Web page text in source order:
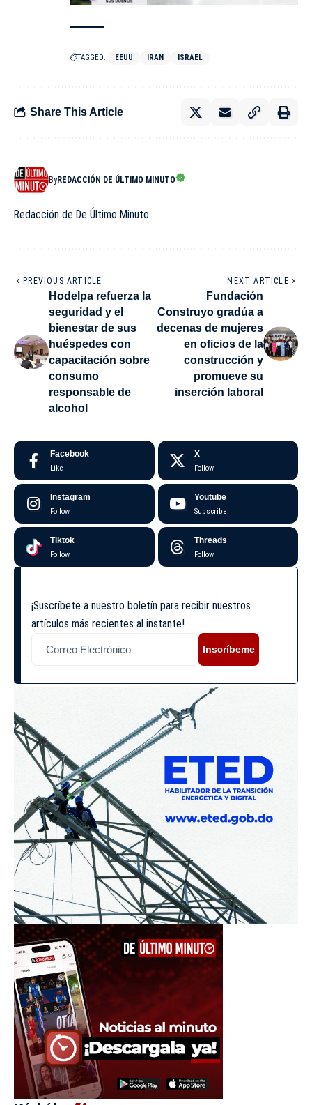
TAGGED: EEUU IRAN ISRAEL
Share This Article
ByREDACCIÓN DE ÚLTIMO MINUTO
Redacción de De Último Minuto
PREVIOUS ARTICLE
Hodelpa refuerza la
seguridad y el
bienestar de sus
huéspedes con
capacitación sobre
consumo
responsable de
alcohol
NEXT ARTICLE
Fundación
Construyo gradúa a
decenas de mujeres
en oficios de la
construcción y
promueve su
inserción laboral
Facebook
Like
X
Follow
Instagram
Follow
Youtube
Subscribe
Tiktok
Follow
Threads
Follow
¡Suscríbete a nuestro boletín para recibir nuestros
artículos más recientes al instante!
Inscríbeme